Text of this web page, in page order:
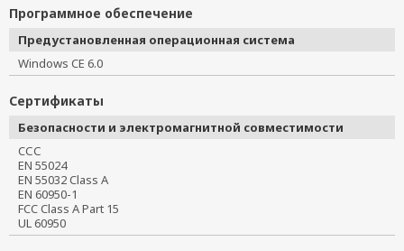
Программное обеспечение
Предустановленная операционная система
Windows CE 6.0
Сертификаты
Безопасности и электромагнитной совместимости
CСС
EN 55024
EN 55032 Class A
EN 60950-1
FCC Class A Part 15
UL 60950